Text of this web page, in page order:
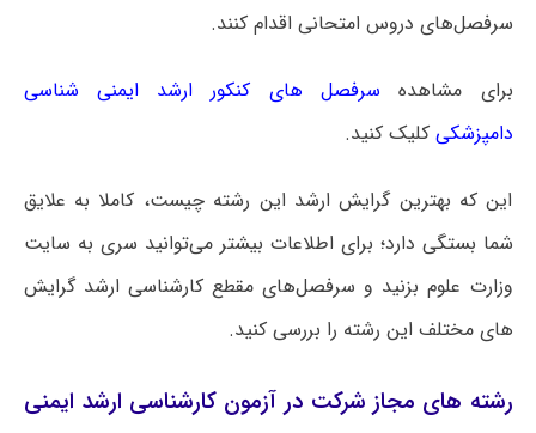
سرفصل‌های دروس امتحانی اقدام کنند.
برای مشاهده سرفصل های کنکور ارشد ایمنی‌ شناسی
دامپزشکی کلیک کنید.
این که بهترین گرایش ارشد این رشته چیست، کاملا به علایق
شما بستگی دارد؛ برای اطلاعات بیشتر می‌توانید سری به سایت
وزارت علوم بزنید و سرفصل‌های مقطع کارشناسی ارشد گرایش
های مختلف این رشته را بررسی کنید.
رشته های مجاز شرکت در آزمون کارشناسی ارشد ایمنی‌